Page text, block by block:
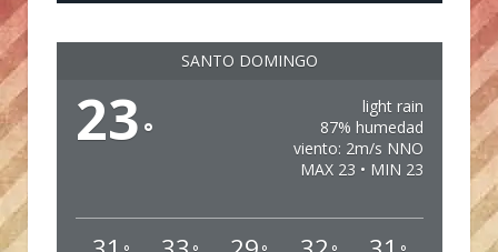
SANTO DOMINGO
23 °
light rain
87% humedad
viento: 2m/s NNO
MAX 23 • MIN 23